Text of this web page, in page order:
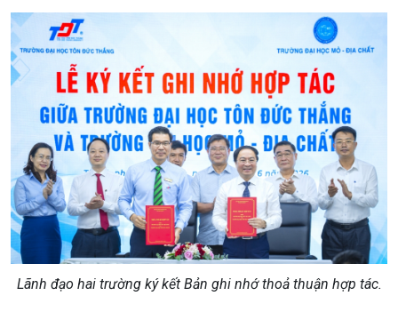
Lãnh đạo hai trường ký kết Bản ghi nhớ thoả thuận hợp tác.